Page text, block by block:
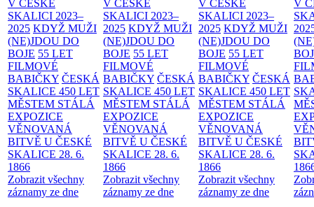
V ČESKÉ
SKALICI 2023–
2025 KDYŽ MUŽI
(NE)JDOU DO
BOJE 55 LET
FILMOVÉ
BABIČKY ČESKÁ
SKALICE 450 LET
MĚSTEM STÁLÁ
EXPOZICE
VĚNOVANÁ
BITVĚ U ČESKÉ
SKALICE 28. 6.
1866
Zobrazit všechny
záznamy ze dne
V ČESKÉ
SKALICI 2023–
2025 KDYŽ MUŽI
(NE)JDOU DO
BOJE 55 LET
FILMOVÉ
BABIČKY ČESKÁ
SKALICE 450 LET
MĚSTEM STÁLÁ
EXPOZICE
VĚNOVANÁ
BITVĚ U ČESKÉ
SKALICE 28. 6.
1866
Zobrazit všechny
záznamy ze dne
V ČESKÉ
SKALICI 2023–
2025 KDYŽ MUŽI
(NE)JDOU DO
BOJE 55 LET
FILMOVÉ
BABIČKY ČESKÁ
SKALICE 450 LET
MĚSTEM STÁLÁ
EXPOZICE
VĚNOVANÁ
BITVĚ U ČESKÉ
SKALICE 28. 6.
1866
Zobrazit všechny
záznamy ze dne
V